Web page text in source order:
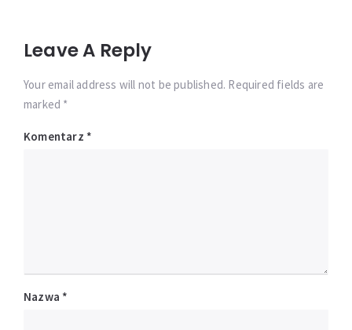
Leave A Reply
Your email address will not be published. Required fields are
marked *
Komentarz *
Nazwa *